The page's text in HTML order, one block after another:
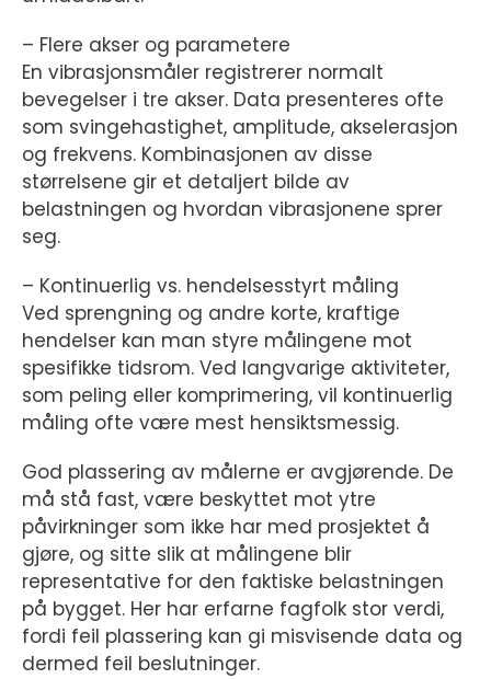
– Flere akser og parametere
En vibrasjonsmåler registrerer normalt
bevegelser i tre akser. Data presenteres ofte
som svingehastighet, amplitude, akselerasjon
og frekvens. Kombinasjonen av disse
størrelsene gir et detaljert bilde av
belastningen og hvordan vibrasjonene sprer
seg.
– Kontinuerlig vs. hendelsesstyrt måling
Ved sprengning og andre korte, kraftige
hendelser kan man styre målingene mot
spesifikke tidsrom. Ved langvarige aktiviteter,
som peling eller komprimering, vil kontinuerlig
måling ofte være mest hensiktsmessig.
God plassering av målerne er avgjørende. De
må stå fast, være beskyttet mot ytre
påvirkninger som ikke har med prosjektet å
gjøre, og sitte slik at målingene blir
representative for den faktiske belastningen
på bygget. Her har erfarne fagfolk stor verdi,
fordi feil plassering kan gi misvisende data og
dermed feil beslutninger.